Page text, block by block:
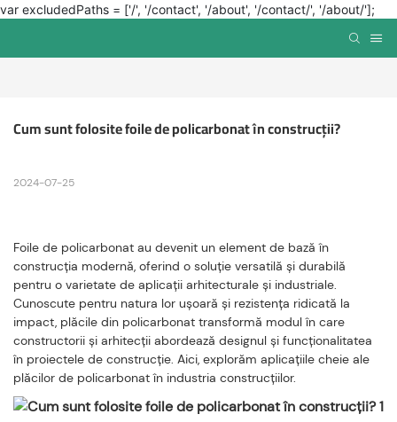
var excludedPaths = ['/', '/contact', '/about', '/contact/', '/about/'];
Cum sunt folosite foile de policarbonat în construcții?
2024-07-25
Foile de policarbonat au devenit un element de bază în
construcția modernă, oferind o soluție versatilă și durabilă
pentru o varietate de aplicații arhitecturale și industriale.
Cunoscute pentru natura lor ușoară și rezistența ridicată la
impact, plăcile din policarbonat transformă modul în care
constructorii și arhitecții abordează designul și funcționalitatea
în proiectele de construcție. Aici, explorăm aplicațiile cheie ale
plăcilor de policarbonat în industria construcțiilor.